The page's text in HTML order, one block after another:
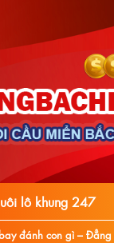
lô khung 247
đánh con gì – Đẳng